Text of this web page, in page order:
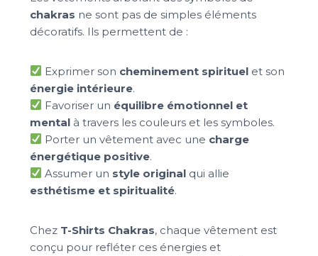
chakras ne sont pas de simples éléments
décoratifs. Ils permettent de :
Exprimer son cheminement spirituel et son
énergie intérieure.
Favoriser un équilibre émotionnel et
mental à travers les couleurs et les symboles.
Porter un vêtement avec une charge
énergétique positive.
Assumer un style original qui allie
esthétisme et spiritualité.
Chez T-Shirts Chakras, chaque vêtement est
conçu pour refléter ces énergies et